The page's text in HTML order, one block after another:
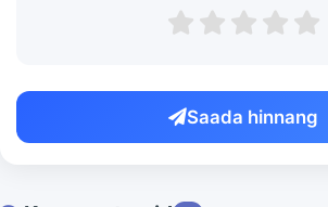
Saada hinnang